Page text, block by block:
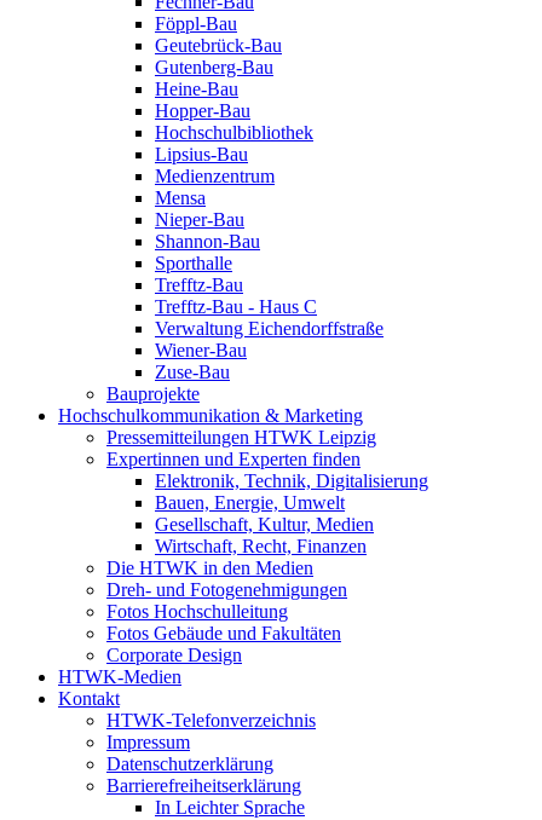
Föppl-Bau
Geutebrück-Bau
Gutenberg-Bau
Heine-Bau
Hopper-Bau
Hochschulbibliothek
Lipsius-Bau
Medienzentrum
Mensa
Nieper-Bau
Shannon-Bau
Sporthalle
Trefftz-Bau
Trefftz-Bau - Haus C
Verwaltung Eichendorffstraße
Wiener-Bau
Zuse-Bau
Bauprojekte
Hochschulkommunikation & Marketing
Pressemitteilungen HTWK Leipzig
Expertinnen und Experten finden
Elektronik, Technik, Digitalisierung
Bauen, Energie, Umwelt
Gesellschaft, Kultur, Medien
Wirtschaft, Recht, Finanzen
Die HTWK in den Medien
Dreh- und Fotogenehmigungen
Fotos Hochschulleitung
Fotos Gebäude und Fakultäten
Corporate Design
HTWK-Medien
Kontakt
HTWK-Telefonverzeichnis
Impressum
Datenschutzerklärung
Barrierefreiheitserklärung
In Leichter Sprache